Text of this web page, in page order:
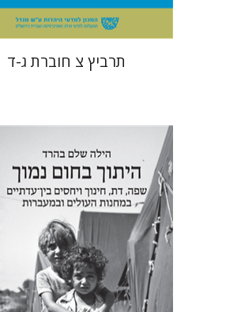
תרביץ צ חוברת ג-ד
הילה שלם בהרד